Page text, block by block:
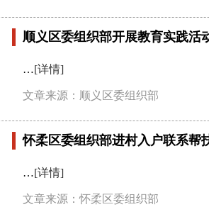
顺义区委组织部开展教育实践活
…[详情]
文章来源：顺义区委组织部
怀柔区委组织部进村入户联系帮
…[详情]
文章来源：怀柔区委组织部